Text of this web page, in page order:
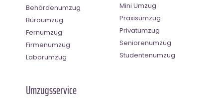
Behördenumzug
Büroumzug
Fernumzug
Firmenumzug
Laborumzug
Mini Umzug
Praxisumzug
Privatumzug
Seniorenumzug
Studentenumzug
Umzugsservice